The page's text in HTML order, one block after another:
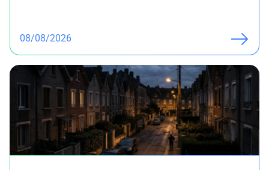
08/08/2026